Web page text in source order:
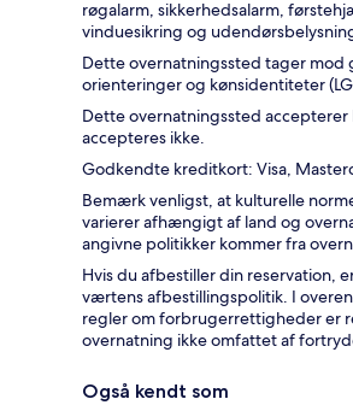
røgalarm, sikkerhedsalarm,
vinduesikring og
Dette overnatningssted tager mod
orienteringer og kønsidentiteter
Dette overnatningssted
accepteres ikke.
Godkendte kreditkort: Visa,
Bemærk venligst, at kulturelle
varierer afhængigt af land og
angivne politikker kommer fra
Hvis du afbestiller din reservation,
værtens afbestillingspolitik. I
regler om forbrugerrettigheder er
overnatning ikke omfattet af
Også kendt som